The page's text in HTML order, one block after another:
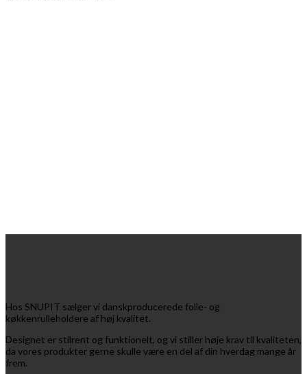
Hos SNUPIT sælger vi danskproducerede folie- og
køkkenrulleholdere af høj kvalitet.
Designet er stilrent og funktionelt, og vi stiller høje krav til kvaliteten,
da vores produkter gerne skulle være en del af din hverdag mange år
frem.